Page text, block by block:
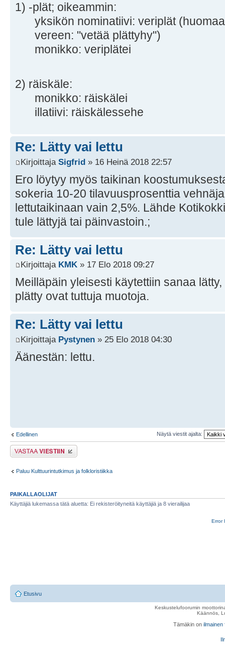
1) -plät; oikeammin:
yksikön nominatiivi: veriplät
vereen: "vetää plättyhy")
monikko: veriplätei
2) räiskäle:
monikko: räiskälei
illatiivi: räiskälessehe
Re: Lätty vai lettu
Kirjoittaja Sigfrid » 16 Heinä 2018 22:57
Ero löytyy myös taikinan
sokeria 10-20 tilavuusprosenttia
lettutaikinaan vain 2,5%. Lähde
tule lättyjä tai päinvastoin.;
Re: Lätty vai lettu
Kirjoittaja KMK » 17 Elo 2018 09:27
Meilläpäin yleisesti käytettiin sanaa
plätty ovat tuttuja muotoja.
Re: Lätty vai lettu
Kirjoittaja Pystynen » 25 Elo 2018 04:30
Äänestän: lettu.
Edellinen Näytä viestit ajalta:
Lähetä vastaus
Paluu Kulttuurintutkimus ja folkloristiikka
PAIKALLAOLIJAT
Käyttäjiä lukemassa tätä aluetta: Ei rekisteröityneitä käyttäjiä ja 8 vierailijaa
Error
Etusivu
Keskustelufoorumin
Käännös,
Tämäkin on ilmainen